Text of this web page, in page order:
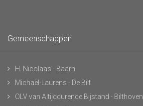
Gemeenschappen
H. Nicolaas - Baarn
Michaël-Laurens - De Bilt
OLV van Altijddurende Bijstand - Bilthoven